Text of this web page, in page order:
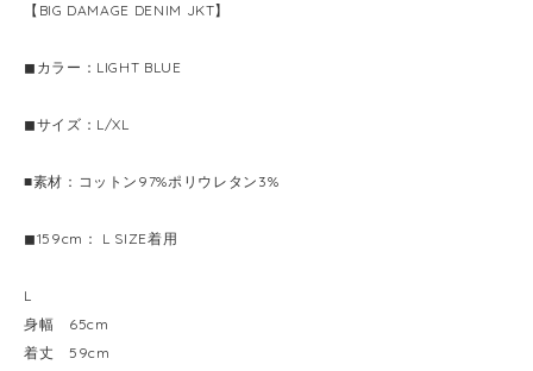
【BIG DAMAGE DENIM JKT】
◼︎カラー：LIGHT BLUE
◼︎サイズ：L/XL
■素材：コットン97%ポリウレタン3%
◼︎159cm： L SIZE着用
L
身幅 65cm
着丈 59cm